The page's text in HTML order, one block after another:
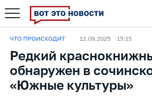
ЧТО ПРОИСХОДИТ 12.09.2025 15:15
Редкий
обнаружен в
«Южные культуры»